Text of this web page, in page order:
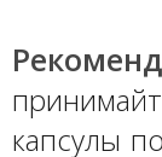
капсулы